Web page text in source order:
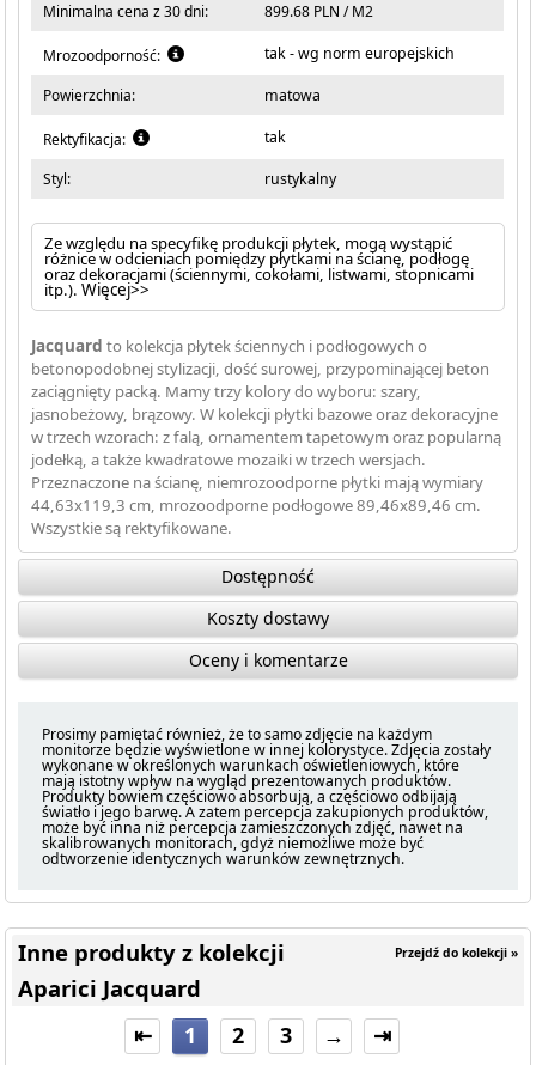
Minimalna cena z 30 dni:
899.68 PLN / M2
Mrozoodporność: tak - wg norm europejskich
Powierzchnia: matowa
Rektyfikacja: tak
Styl: rustykalny
Ze względu na specyfikę produkcji płytek, mogą wystąpić
różnice w odcieniach pomiędzy płytkami na ścianę, podłogę
oraz dekoracjami (ściennymi, cokołami, listwami, stopnicami
itp.).Więcej>>
Jacquard to kolekcja płytek ściennych i podłogowych o
betonopodobnej stylizacji, dość surowej, przypominającej beton
zaciągnięty packą. Mamy trzy kolory do wyboru: szary,
jasnobeżowy, brązowy. W kolekcji płytki bazowe oraz dekoracyjne
w trzech wzorach: z falą, ornamentem tapetowym oraz popularną
jodełką, a także kwadratowe mozaiki w trzech wersjach.
Przeznaczone na ścianę, niemrozoodporne płytki mają wymiary
44,63x119,3 cm, mrozoodporne podłogowe 89,46x89,46 cm.
Wszystkie są rektyfikowane.
Dostępność
Koszty dostawy
Oceny i komentarze
Prosimy pamiętać również, że to samo zdjęcie na każdym
monitorze będzie wyświetlone w innej kolorystyce. Zdjęcia zostały
wykonane w określonych warunkach oświetleniowych, które
mają istotny wpływ na wygląd prezentowanych produktów.
Produkty bowiem częściowo absorbują, a częściowo odbijają
światło i jego barwę. A zatem percepcja zakupionych produktów,
może być inna niż percepcja zamieszczonych zdjęć, nawet na
skalibrowanych monitorach, gdyż niemożliwe może być
odtworzenie identycznych warunków zewnętrznych.
Przejdź do kolekcji »
Inne produkty z kolekcji
Aparici Jacquard
⇤ 1 2 3 → ⇥